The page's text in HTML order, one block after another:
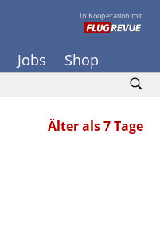
In Kooperation mit
Jobs Shop
Älter als 7 Tage